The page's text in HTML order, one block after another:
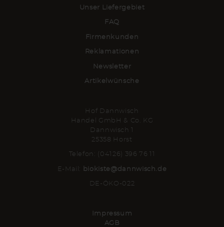
Unser Liefergebiet
FAQ
Firmenkunden
Reklamationen
Newsletter
Artikelwünsche
Hof Dannwisch
Handel GmbH & Co. KG
Dannwisch 1
25358 Horst
Telefon: (04126) 396 76 11
E-Mail: biokiste@dannwisch.de
DE-ÖKO-022
Impressum
AGB